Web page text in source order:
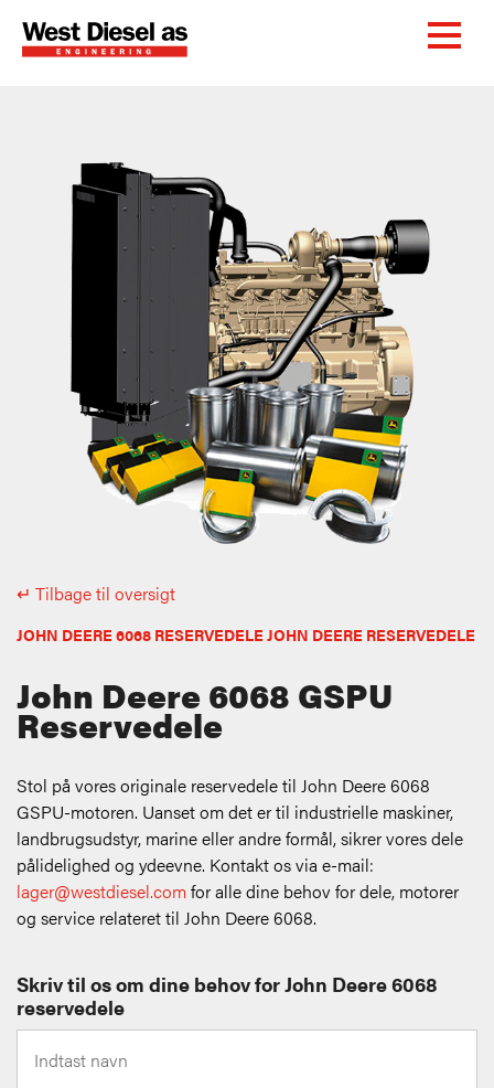
↵ Tilbage til oversigt
JOHN DEERE 6068 RESERVEDELE JOHN DEERE RESERVEDELE
John Deere 6068 GSPU
Reservedele
Stol på vores originale reservedele til John Deere 6068
GSPU-motoren. Uanset om det er til industrielle maskiner,
landbrugsudstyr, marine eller andre formål, sikrer vores dele
pålidelighed og ydeevne. Kontakt os via e-mail:
lager@westdiesel.comfor alle dine behov for dele, motorer
og service relateret til John Deere 6068.
Skriv til os om dine behov for John Deere 6068
reservedele